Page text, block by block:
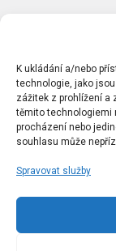
K ukládání a/nebo
technologie, jako
zážitek z prohlížení a
těmito technologiemi
procházení nebo
souhlasu může
Spravovat služby